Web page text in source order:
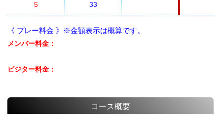
5 33
《 プレー料金 》※金額表示は概算です。
メンバー料金：
ビジター料金：
コース概要